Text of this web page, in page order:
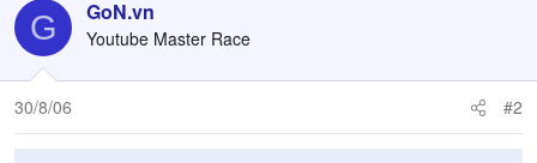
G GoN.vn
Youtube Master Race
30/8/06 #2